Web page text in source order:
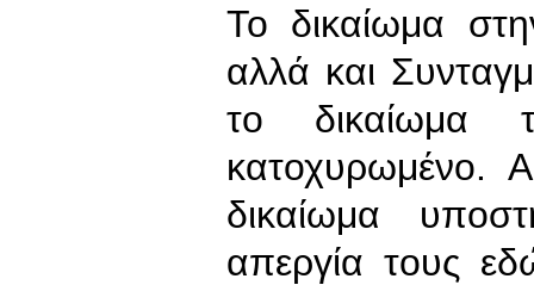
Το δικαίωμα
αλλά και
το δικαίωμα
κατοχυρωμένο.
δικαίωμα
απεργία τους